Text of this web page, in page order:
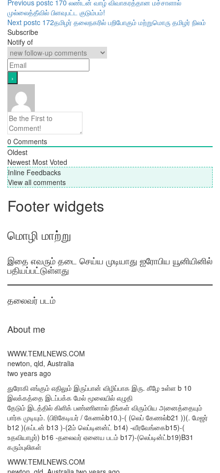
Post
navigation
Previous postc 170 லண்டன் வாழ் விவாகரத்தான மச்சாளால்
முல்லைத்தீவில் பிளவுபட்ட குடும்பம்!
Next postc 172தமிழர் தலைநகரில் பறிபோகும் மற்றுமொரு தமிழர் நிலம்
Subscribe
Notify of
0 Comments
Oldest
Newest Most Voted
Inline Feedbacks
View all comments
Footer widgets
மொழி மாற்று
இதை எவரும் தடை செய்ய முடியாது ஐரோபிய யூனியினில்
பதியப்பட்டுள்ளது
தலைவர் படம்
About me
WWW.TEMLNEWS.COM
newton, qld, Australia
two years ago
துரோகி எங்கும் எதிலும் இருப்பான் விழிப்பாக இரு. கீழே உள்ள b 10
இலக்கத்தை இடப்பக்க மேல் மூலையில் எழுதி
தேடும் இடத்தில் கிளிக் பண்ணினால் நீங்கள் விரும்பிய அனைத்தையும்
பார்க முடியும். (பிரிகேடியர் / கேணல்b10.)-( (லெப் கேணல்b21 ))(. மேஜர்
b12 )(கப்டன் b13 )-(2ம் லெப்டினன்ட் b14) -வீரவேங்கைb15)-(
உதவியாழர்) b16 -தலைவர் ஏனைய படம் b17)-(லெப்டின்ட்b19)B31
கரும்புலிகள்
WWW.TEMLNEWS.COM